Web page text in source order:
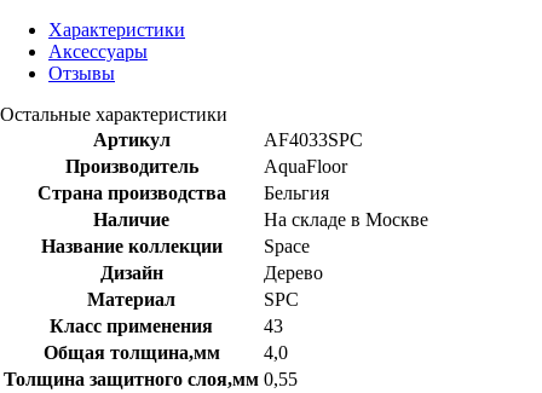
Характеристики
Аксессуары
Отзывы
Остальные характеристики
Артикул
AF4033SPC
Производитель
AquaFloor
Страна производства
Бельгия
Наличие
На складе в Москве
Название коллекции
Space
Дизайн
Дерево
Материал
SPC
Класс применения
43
Общая толщина,мм
4,0
Толщина защитного слоя,мм 0,55